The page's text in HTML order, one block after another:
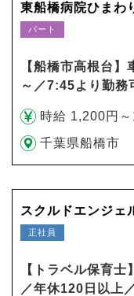
東船橋病院ひまわ
パート
【船橋市高根台
～／7:45より勤
時給 1,200円
千葉県船橋市
スクルドエンジェ
正社員
【トラベル保育
／年休120日以上